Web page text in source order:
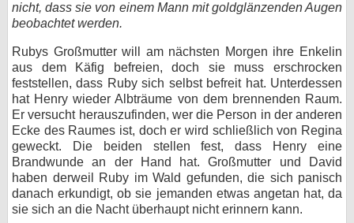
nicht, dass sie von einem Mann mit goldglänzenden Augen
beobachtet werden.
Rubys Großmutter will am nächsten Morgen ihre Enkelin
aus dem Käfig befreien, doch sie muss erschrocken
feststellen, dass Ruby sich selbst befreit hat. Unterdessen
hat Henry wieder Albträume von dem brennenden Raum.
Er versucht herauszufinden, wer die Person in der anderen
Ecke des Raumes ist, doch er wird schließlich von Regina
geweckt. Die beiden stellen fest, dass Henry eine
Brandwunde an der Hand hat. Großmutter und David
haben derweil Ruby im Wald gefunden, die sich panisch
danach erkundigt, ob sie jemanden etwas angetan hat, da
sie sich an die Nacht überhaupt nicht erinnern kann.